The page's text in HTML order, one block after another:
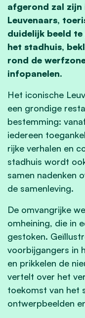
afgerond zal zijn
Leuvenaars,
duidelijk beeld
het stadhuis,
rond de
infopanelen.
Het iconische
een grondige
bestemming:
iedereen
rijke verhalen en
stadhuis wordt
samen nadenken
de samenleving.
De omvangrijke
omheining, die in
gestoken.
voorbijgangers in
en prikkelen de
vertelt over het
toekomst van het
ontwerpbeelden